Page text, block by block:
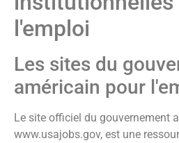
l'emploi
Les sites du
américain pour
Le site officiel du gouvernement
www.usajobs.gov, est une